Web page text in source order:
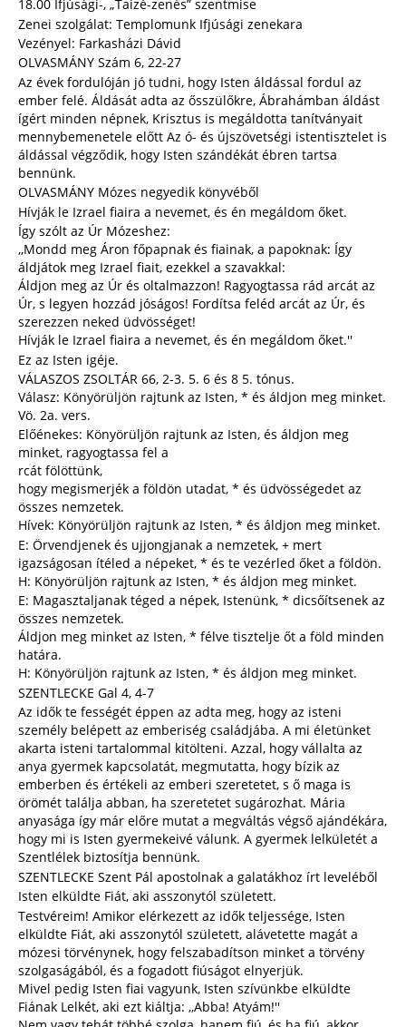
18.00 Ifjúsági-, „Taizé-zenés” szentmise
Zenei szolgálat: Templomunk Ifjúsági zenekara
Vezényel: Farkasházi Dávid
OLVASMÁNY Szám 6, 22-27
Az évek fordulóján jó tudni, hogy Isten áldással fordul az
ember felé. Áldását adta az ősszülőkre, Ábrahámban áldást
ígért minden népnek, Krisztus is megáldotta tanítványait
mennybemenetele előtt Az ó- és újszövetségi istentisztelet is
áldással végződik, hogy Isten szándékát ébren tartsa
bennünk.
OLVASMÁNY Mózes negyedik könyvéből
Hívják le Izrael fiaira a nevemet, és én megáldom őket.
Így szólt az Úr Mózeshez:
,,Mondd meg Áron főpapnak és fiainak, a papoknak: Így
áldjátok meg Izrael fiait, ezekkel a szavakkal:
Áldjon meg az Úr és oltalmazzon! Ragyogtassa rád arcát az
Úr, s legyen hozzád jóságos! Fordítsa feléd arcát az Úr, és
szerezzen neked üdvösséget!
Hívják le Izrael fiaira a nevemet, és én megáldom őket.''
Ez az Isten igéje.
VÁLASZOS ZSOLTÁR 66, 2-3. 5. 6 és 8 5. tónus.
Válasz: Könyörüljön rajtunk az Isten, * és áldjon meg minket.
Vö. 2a. vers.
Előénekes: Könyörüljön rajtunk az Isten, és áldjon meg
minket, ragyogtassa fel a
rcát fölöttünk,
hogy megismerjék a földön utadat, * és üdvösségedet az
összes nemzetek.
Hívek: Könyörüljön rajtunk az Isten, * és áldjon meg minket.
E: Örvendjenek és ujjongjanak a nemzetek, + mert
igazságosan ítéled a népeket, * és te vezérled őket a földön.
H: Könyörüljön rajtunk az Isten, * és áldjon meg minket.
E: Magasztaljanak téged a népek, Istenünk, * dicsőítsenek az
összes nemzetek.
Áldjon meg minket az Isten, * félve tisztelje őt a föld minden
határa.
H: Könyörüljön rajtunk az Isten, * és áldjon meg minket.
SZENTLECKE Gal 4, 4-7
Az idők te fességét éppen az adta meg, hogy az isteni
személy belépett az emberiség családjába. A mi életünket
akarta isteni tartalommal kitölteni. Azzal, hogy vállalta az
anya gyermek kapcsolatát, megmutatta, hogy bízik az
emberben és értékeli az emberi szeretetet, s ő maga is
örömét találja abban, ha szeretetet sugározhat. Mária
anyasága így már előre mutat a megváltás végső ajándékára,
hogy mi is Isten gyermekeivé válunk. A gyermek lelkületét a
Szentlélek biztosítja bennünk.
SZENTLECKE Szent Pál apostolnak a galatákhoz írt leveléből
Isten elküldte Fiát, aki asszonytól született.
Testvéreim! Amikor elérkezett az idők teljessége, Isten
elküldte Fiát, aki asszonytól született, alávetette magát a
mózesi törvénynek, hogy felszabadítson minket a törvény
szolgaságából, és a fogadott fiúságot elnyerjük.
Mivel pedig Isten fiai vagyunk, Isten szívünkbe elküldte
Fiának Lelkét, aki ezt kiáltja: ,,Abba! Atyám!''